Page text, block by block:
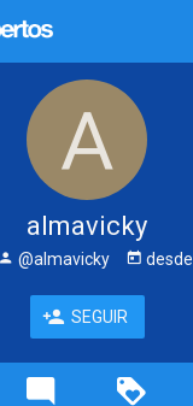
almavicky
@almavicky desde
SEGUIR